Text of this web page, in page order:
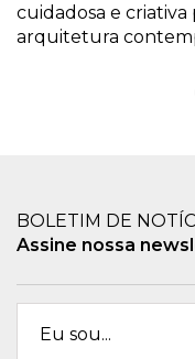
cuidadosa e
arquitetura
BOLETIM DE
Assine nossa